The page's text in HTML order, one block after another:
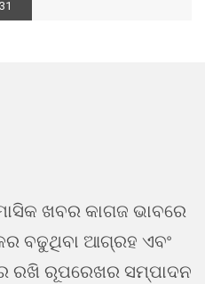
31
ଖବର କାଗଜ ଭାବରେ
ବଢୁଥିବା ଆଗ୍ରହ ଏବଂ
ରଖି ରୂପରେଖର ସମ୍ପାଦନ